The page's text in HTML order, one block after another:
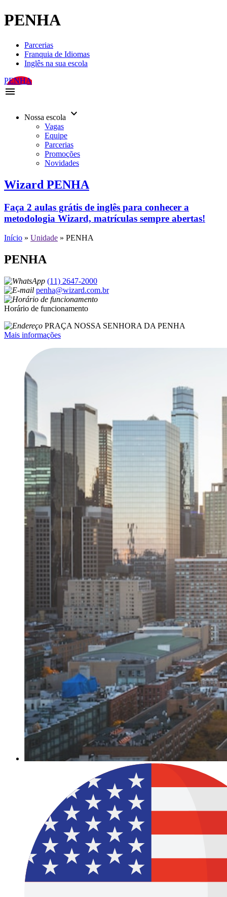
PENHA
Parcerias
Franquia de Idiomas
Inglês na sua escola
PENHA
menu
Nossa escola keyboard_arrow_down
Vagas
Equipe
Parcerias
Promoções
Novidades
Wizard PENHA
Faça 2 aulas grátis de inglês para conhecer a
metodologia Wizard, matrículas sempre abertas!
Início » Unidade » PENHA
PENHA
(11) 2647-2000
penha@wizard.com.br
Horário de funcionamento
PRAÇA NOSSA SENHORA DA PENHA
Mais informações